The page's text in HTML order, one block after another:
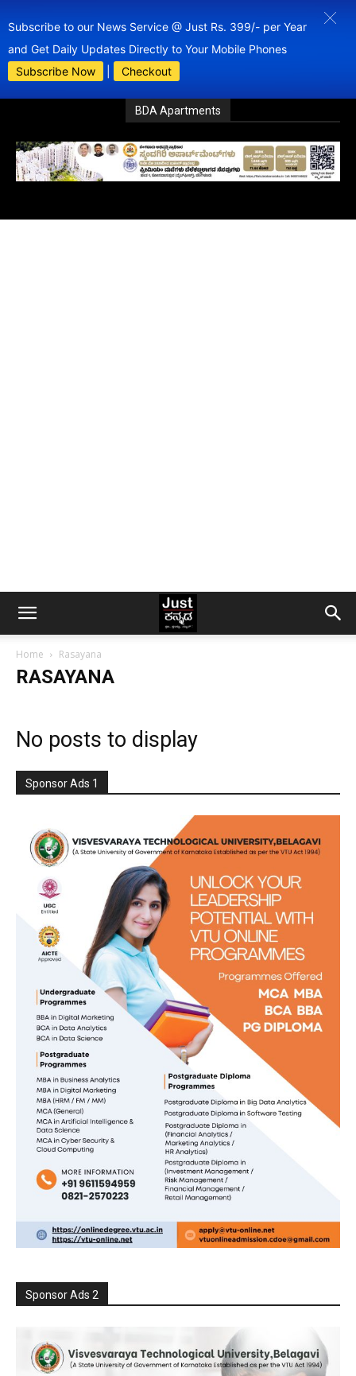
Subscribe to our News Service @ Just Rs. 399/- per Year
and Get Daily Updates Directly to Your Mobile Phones
Subscribe Now
Checkout
BDA Apartments
Home Rasayana
RASAYANA
No posts to display
Sponsor Ads 1
Sponsor Ads 2